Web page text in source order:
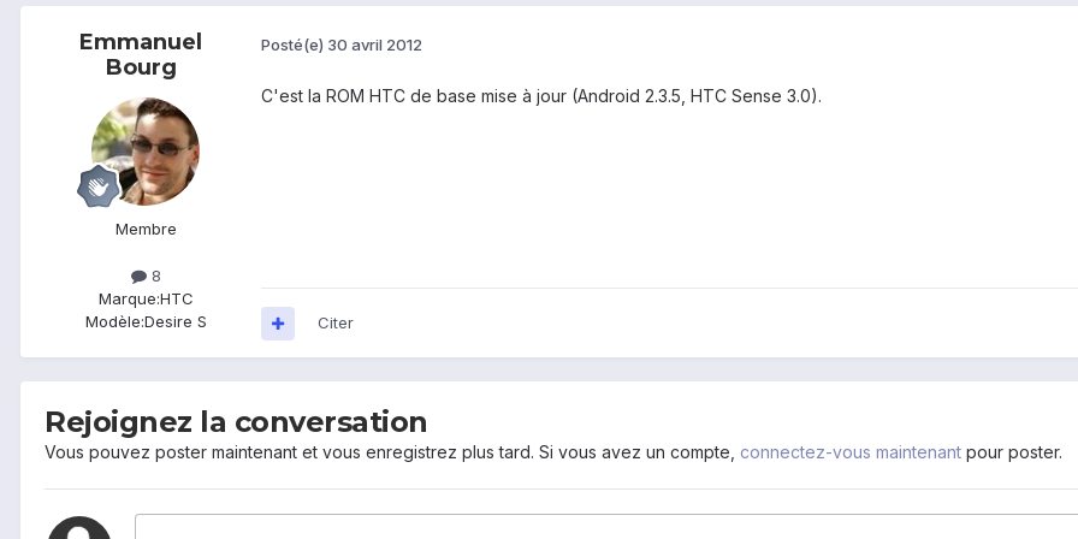
Emmanuel
Bourg
Membre
8
Marque:HTC
Modèle:Desire S
Posté(e) 30 avril 2012
C'est la ROM HTC de base mise à jour (Android 2.3.5, HTC Sense 3.0).
Citer
Rejoignez la conversation
Vous pouvez poster maintenant et vous enregistrez plus tard. Si vous avez un compte, connectez-vous maintenant pour poster.